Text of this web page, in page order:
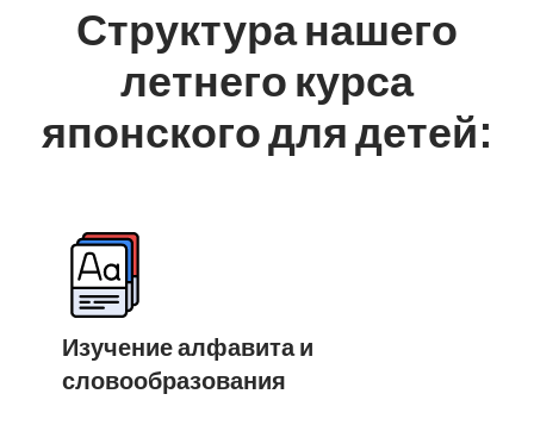
Структура нашего
летнего курса
японского для детей:
Изучение алфавита и
словообразования